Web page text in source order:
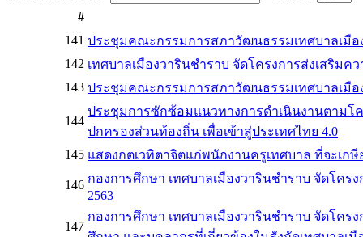
#
141 ประชุมคณะกรรมการสภาวัฒนธรรมเทศบาลเมือ
142 เทศบาลเมืองวารินชำราบ จัดโครงการส่งเสริมค
143 ประชุมคณะกรรมการสภาวัฒนธรรมเทศบาลเมือ
144
ประชุมการซักซ้อมแนวทางการดำเนินงานตาม
ปกครองส่วนท้องถิ่น เพื่อเข้าสู่ประเทศไทย 4.0
145 แสดงกตเวทิตาจิตแก่พนักงานครูเทศบาล ที่จะเก
146 กองการศึกษา เทศบาลเมืองวารินชำราบ จัดโค
2563
147
กองการศึกษา เทศบาลเมืองวารินชำราบ จัดโค